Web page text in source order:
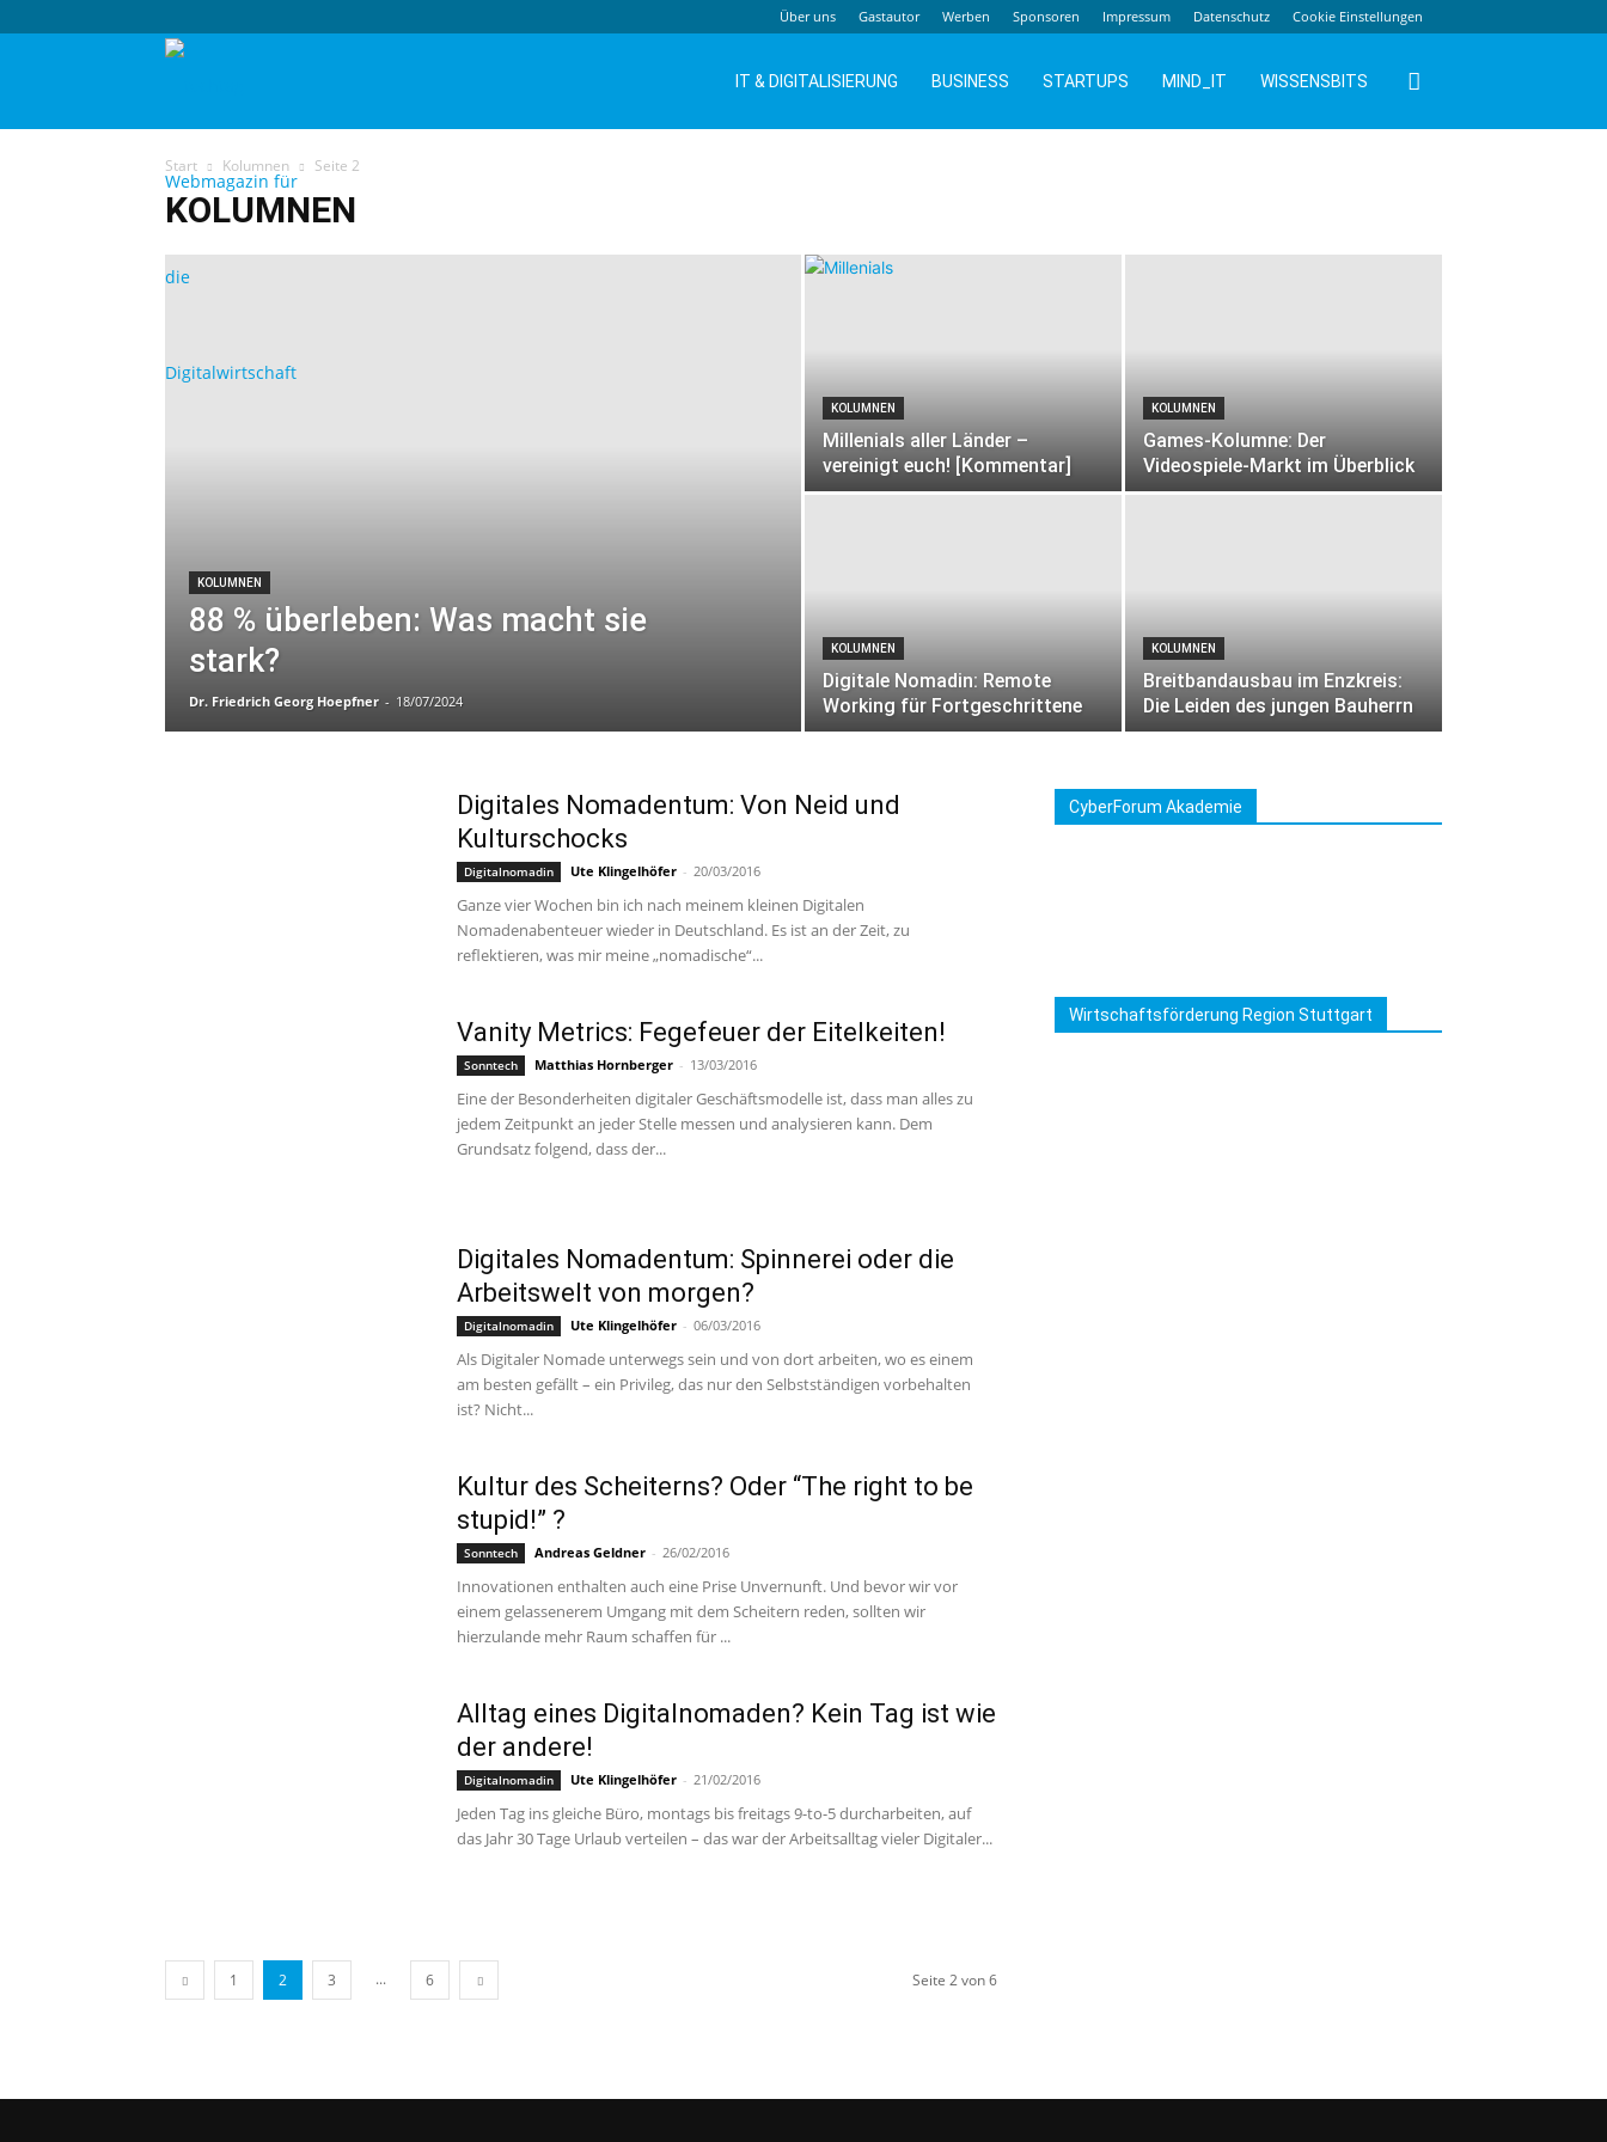
Über uns Gastautor Werben Sponsoren Impressum Datenschutz Cookie Einstellungen
IT & DIGITALISIERUNG BUSINESS STARTUPS MIND_IT WISSENSBITS
Start Kolumnen Seite 2
KOLUMNEN
KOLUMNEN
88 % überleben: Was macht sie
stark?
Dr. Friedrich Georg Hoepfner - 18/07/2024
KOLUMNEN
Millenials aller Länder –
vereinigt euch! [Kommentar]
KOLUMNEN
Games-Kolumne: Der
Videospiele-Markt im Überblick
KOLUMNEN
Digitale Nomadin: Remote
Working für Fortgeschrittene
KOLUMNEN
Breitbandausbau im Enzkreis:
Die Leiden des jungen Bauherrn
Digitales Nomadentum: Von Neid und
Kulturschocks
Digitalnomadin Ute Klingelhöfer - 20/03/2016
Ganze vier Wochen bin ich nach meinem kleinen Digitalen
Nomadenabenteuer wieder in Deutschland. Es ist an der Zeit, zu
reflektieren, was mir meine „nomadische“...
Vanity Metrics: Fegefeuer der Eitelkeiten!
Sonntech Matthias Hornberger - 13/03/2016
Eine der Besonderheiten digitaler Geschäftsmodelle ist, dass man alles zu
jedem Zeitpunkt an jeder Stelle messen und analysieren kann. Dem
Grundsatz folgend, dass der...
Digitales Nomadentum: Spinnerei oder die
Arbeitswelt von morgen?
Digitalnomadin Ute Klingelhöfer - 06/03/2016
Als Digitaler Nomade unterwegs sein und von dort arbeiten, wo es einem
am besten gefällt – ein Privileg, das nur den Selbstständigen vorbehalten
ist? Nicht...
Kultur des Scheiterns? Oder “The right to be
stupid!” ?
Sonntech Andreas Geldner - 26/02/2016
Innovationen enthalten auch eine Prise Unvernunft. Und bevor wir vor
einem gelassenerem Umgang mit dem Scheitern reden, sollten wir
hierzulande mehr Raum schaffen für ...
Alltag eines Digitalnomaden? Kein Tag ist wie
der andere!
Digitalnomadin Ute Klingelhöfer - 21/02/2016
Jeden Tag ins gleiche Büro, montags bis freitags 9-to-5 durcharbeiten, auf
das Jahr 30 Tage Urlaub verteilen – das war der Arbeitsalltag vieler Digitaler...
1 2 3 ... 6 Seite 2 von 6
CyberForum Akademie
Wirtschaftsförderung Region Stuttgart